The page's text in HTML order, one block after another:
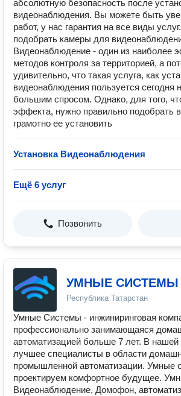
абсолютную безопасность после
видеонаблюдения. Вы можете быть
работ, у нас гарантия на все виды
подобрать камеры для
Видеонаблюдение - один из наиболее
методов контроля за территорией, а
удивительно, что такая услуга, как
видеонаблюдения пользуется сегодня
большим спросом. Однако, для того,
эффекта, нужно правильно подобрать
грамотно ее установить
Установка Видеонаблюдения
Ещё 6 услуг
Позвонить
УМНЫЕ СИСТЕМЫ
Республика Татарстан
Умные Системы - инжиниринговая
профессионально занимающаяся
автоматизацией больше 7 лет. В
лучшее специалисты в области
промышленной автоматизации. Умные
проектируем комфортное будущее.
Видеонаблюдение, Домофон,